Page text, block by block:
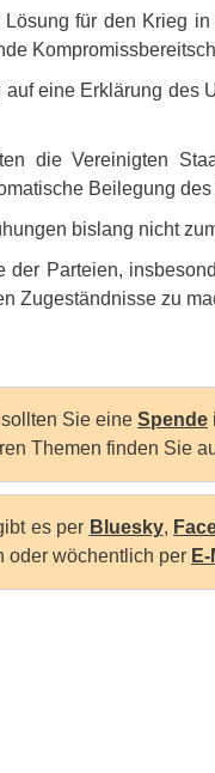
für den Krieg
eine Erklärung des
die Vereinigten
Beilegung
bislang nicht
der Parteien,
Zugeständnisse zu
Sie eine Spende
Themen finden Sie
es per Bluesky,
oder wöchentlich per E-